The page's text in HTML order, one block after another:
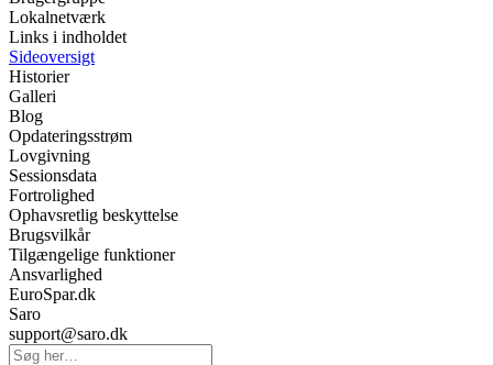
Lokalnetværk
Links i indholdet
Sideoversigt
Historier
Galleri
Blog
Opdateringsstrøm
Lovgivning
Sessionsdata
Fortrolighed
Ophavsretlig beskyttelse
Brugsvilkår
Tilgængelige funktioner
Ansvarlighed
EuroSpar.dk
Saro
support@saro.dk